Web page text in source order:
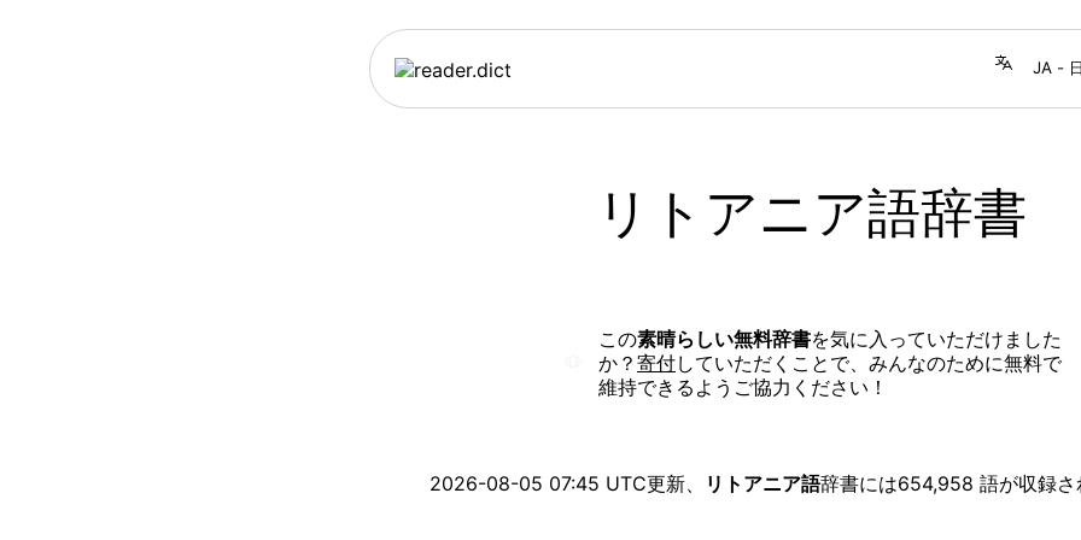
リトアニア語辞書
この素晴らしい無料辞書を気に入っていただけました
か？ 寄付していただくことで、みんなのために無料で
維持できるようご協力ください！
2026-08-05 07:45 UTC更新、 リトアニア語辞書には654,958 語が収録さ